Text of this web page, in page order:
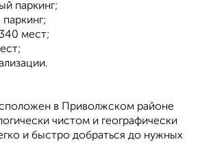
паркинг;
мест;
в Приволжском районе
чистом и географически
и быстро добраться до нужных